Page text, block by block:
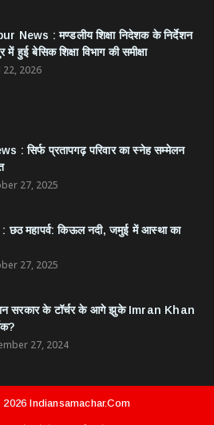
News : ​मण्डलीय शिक्षा निदेशक के निर्देशन
में हुई बेसिक शिक्षा विभाग की समीक्षा
2026
: सिर्फ प्रतापगढ़ परिवार का स्नेह सम्मेलन
27, 2025
छठ महापर्व: किऊल नदी, जमुई में आस्था का
27, 2025
सरकार के टॉर्चर के आगे झुके Imran Khan
27, 2024
2026Indiansamachar.com